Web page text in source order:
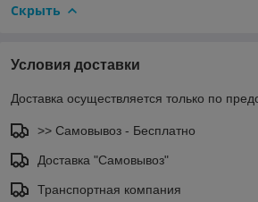
Скрыть
Условия доставки
Доставка осуществляется только по
>> Самовывоз - Бесплатно
Доставка "Самовывоз"
Транспортная компания